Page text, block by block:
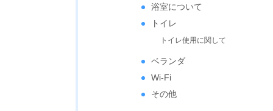
浴室について
トイレ
トイレ使用に関して
ベランダ
Wi-Fi
その他